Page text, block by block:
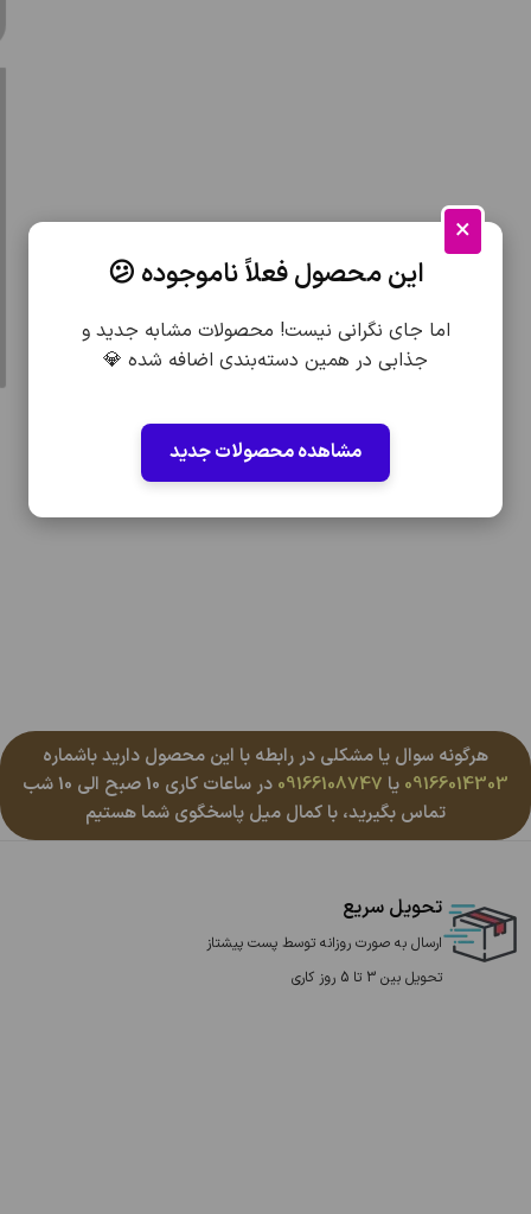
هرگونه سوال یا مشکلی در رابطه با این محصول دارید باشماره
09166014303 یا 09166108747
در ساعات کاری 10 صبح الی 10 شب
تماس بگیرید، با کمال میل پاسخگوی شما هستیم
تحویل سریع
ارسال به صورت روزانه توسط پست پیشتاز
تحویل بین 3 تا 5 روز کاری
×
این محصول فعلاً ناموجوده 😕
اما جای نگرانی نیست! محصولات مشابه جدید و
جذابی در همین دسته‌بندی اضافه شده 💎
مشاهده محصولات جدید